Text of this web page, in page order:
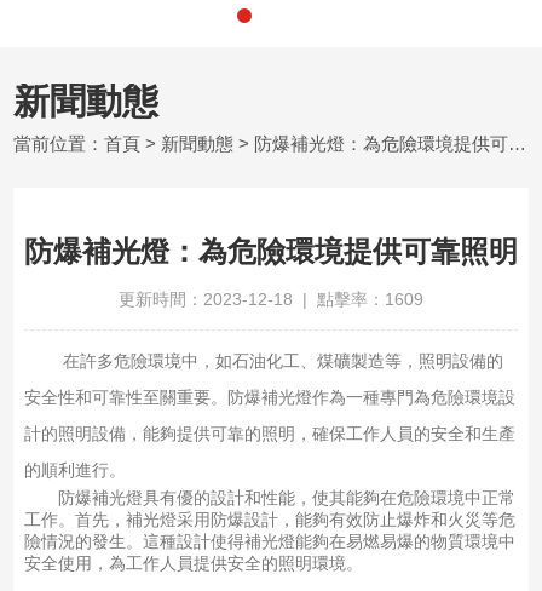
新聞動態
當前位置：首頁 > 新聞動態 > 防爆補光燈：為危險環境提供可靠照明
防爆補光燈：為危險環境提供可靠照明
更新時間：2023-12-18 | 點擊率：1609
在許多危險環境中，如石油化工、煤礦製造等，照明設備的
安全性和可靠性至關重要。防爆補光燈作為一種專門為危險環境設
計的照明設備，能夠提供可靠的照明，確保工作人員的安全和生產
的順利進行。
防爆補光燈具有優的設計和性能，使其能夠在危險環境中正常
工作。首先，補光燈采用防爆設計，能夠有效防止爆炸和火災等危
險情況的發生。這種設計使得補光燈能夠在易燃易爆的物質環境中
安全使用，為工作人員提供安全的照明環境。